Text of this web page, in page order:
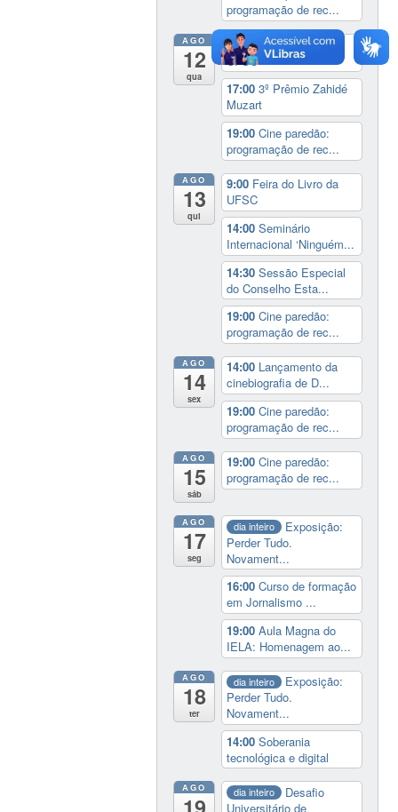
programação de rec...
AGO
12
qua
9:00Feira do Livro da
UFSC
17:003º Prêmio Zahidé
Muzart
19:00Cine paredão:
programação de rec...
AGO
13
qui
9:00 Feira do Livro da
UFSC
14:00Seminário
Internacional ‘Ninguém...
14:30Sessão Especial
do Conselho Esta...
19:00Cine paredão:
programação de rec...
AGO
14
sex
14:00 Lançamento da
cinebiografia de D...
19:00Cine paredão:
programação de rec...
AGO
15
sáb
19:00Cine paredão:
programação de rec...
AGO
17
seg
dia inteiro
Exposição:
Perder Tudo.
Novament...
16:00Curso de formação
em Jornalismo ...
19:00Aula Magna do
IELA: Homenagem ao...
AGO
18
ter
dia inteiro
Exposição:
Perder Tudo.
Novament...
14:00Soberania
tecnológica e digital
AGO dia inteiro
Desafio
Universitário de